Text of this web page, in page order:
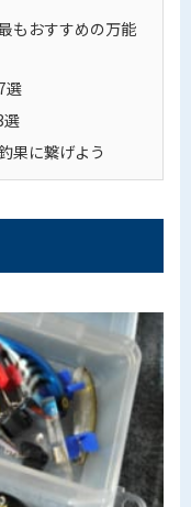
もおすすめの万能
選
選
果に繋げよう